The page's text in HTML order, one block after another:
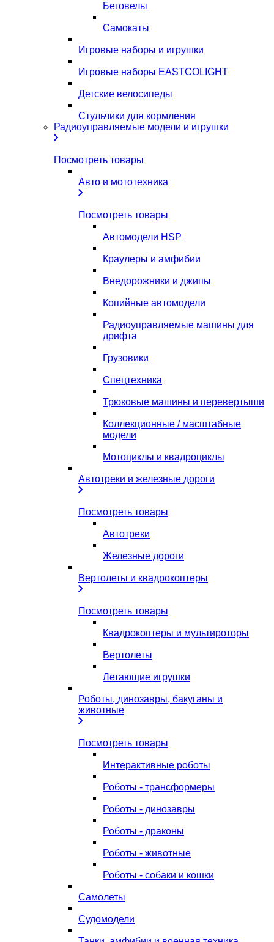
Беговелы
Самокаты
Игровые наборы и игрушки
Игровые наборы EASTCOLIGHT
Детские велосипеды
Стульчики для кормления
Радиоуправляемые модели и игрушки
Посмотреть товары
Авто и мототехника
Посмотреть товары
Автомодели HSP
Краулеры и амфибии
Внедорожники и джипы
Копийные автомодели
Радиоуправляемые машины для
дрифта
Грузовики
Спецтехника
Трюковые машины и перевертыши
Коллекционные / масштабные
модели
Мотоциклы и квадроциклы
Автотреки и железные дороги
Посмотреть товары
Автотреки
Железные дороги
Вертолеты и квадрокоптеры
Посмотреть товары
Квадрокоптеры и мультироторы
Вертолеты
Летающие игрушки
Роботы, динозавры, бакуганы и
животные
Посмотреть товары
Интерактивные роботы
Роботы - трансформеры
Роботы - динозавры
Роботы - драконы
Роботы - животные
Роботы - собаки и кошки
Самолеты
Судомодели